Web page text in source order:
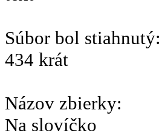
Súbor bol stiahnutý:
434 krát
Názov zbierky:
Na slovíčko